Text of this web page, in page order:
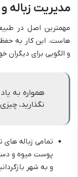
مدیریت زباله
مهمترین اصل در
هاست. این کار به
و الگویی برای دیگران
همواره به
نگذارید،
تمامی زباله های
پوست میوه و
و به شهر